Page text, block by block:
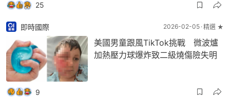
25
即時國際 2026-02-05 精選 ★
美國男童跟風TikTok挑戰 微波爐
加熱壓力球爆炸致二級燒傷險失明
9